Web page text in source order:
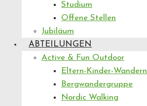
Studium
Offene Stellen
Jubiläum
ABTEILUNGEN
Active & Fun Outdoor
Eltern-Kinder-Wandern
Bergwandergruppe
Nordic Walking